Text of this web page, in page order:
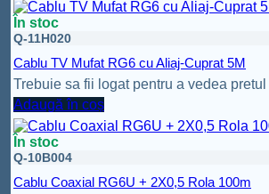
În stoc
Q-11H020
Cablu TV Mufat RG6 cu Aliaj-Cuprat 5M
Trebuie sa fii logat pentru a vedea pretul
Adaugă în coș
În stoc
Q-10B004
Cablu Coaxial RG6U + 2X0,5 Rola 100m